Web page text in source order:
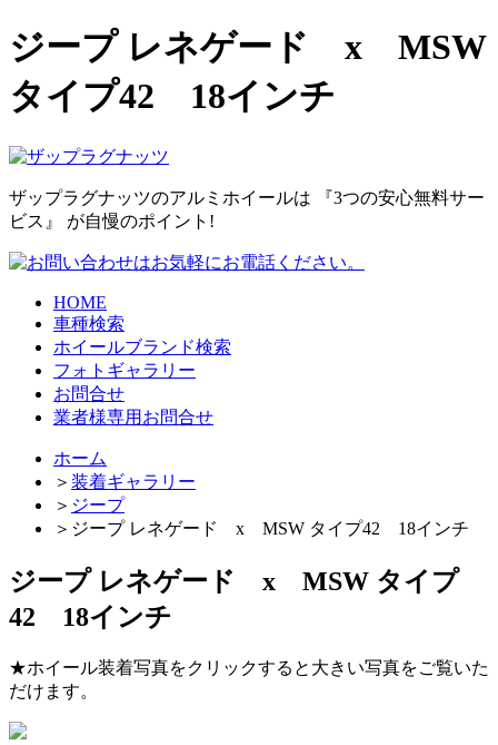
ジープ レネゲード x MSW
タイプ42 18インチ
ザップラグナッツのアルミホイールは
『3つの安心無料サー
ビス』 が自慢のポイント!
HOME
車種検索
ホイールブランド検索
フォトギャラリー
お問合せ
業者様専用お問合せ
ホーム
＞ 装着ギャラリー
＞ ジープ
＞ ジープ レネゲード x MSW タイプ42 18インチ
ジープ レネゲード x MSW タイプ
42 18インチ
★ホイール装着写真をクリックすると大きい写真をご覧いた
だけます。